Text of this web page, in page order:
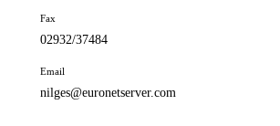
Fax
02932/37484
Email
nilges@euronetserver.com